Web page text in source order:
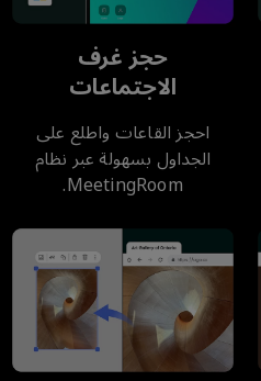
حجز غرف
الاجتماعات
احجز القاعات واطلع على
الجداول بسهولة عبر نظام
MeetingRoom.